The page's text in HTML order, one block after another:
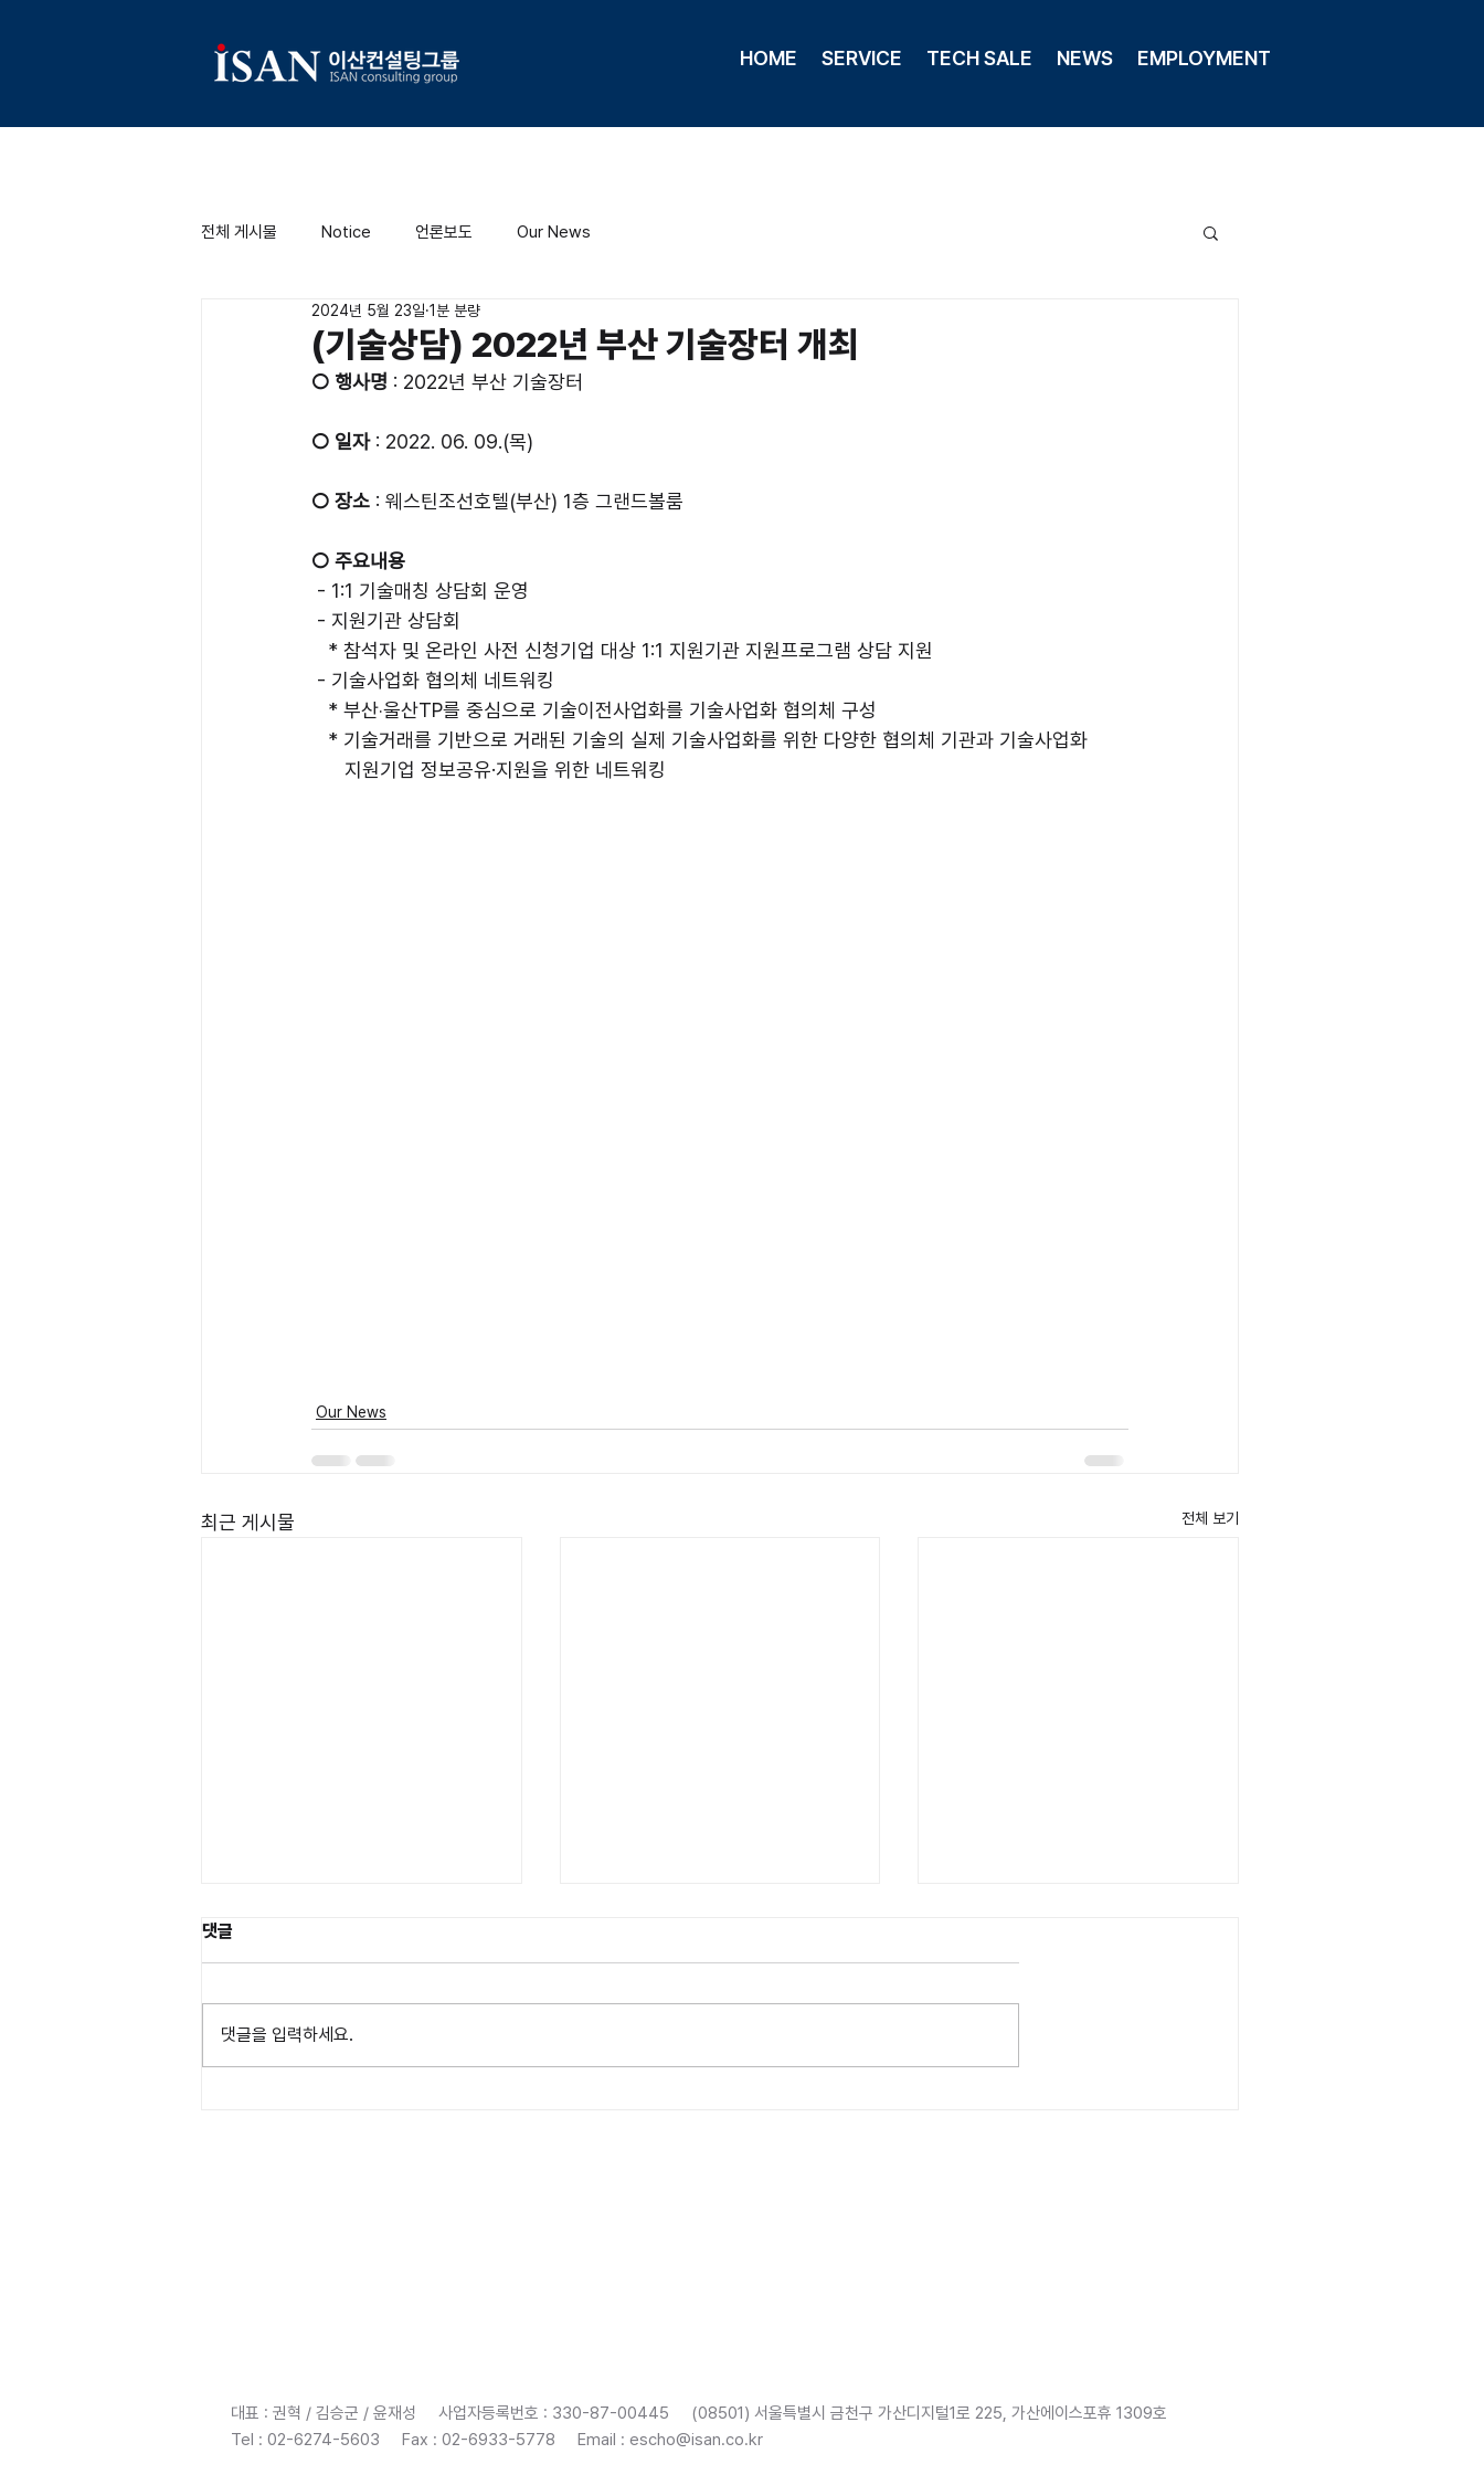
HOME SERVICE TECH SALE NEWS EMPLOYMENT
전체 게시물 Notice 언론보도 Our News
(기술상담) 2022년 부산 기술장터 개최
2024년 5월 23일 1분 분량
○ 행사명 : 2022년 부산 기술장터
○ 일자 : 2022. 06. 09.(목)
○ 장소 : 웨스틴조선호텔(부산) 1층 그랜드볼룸
○ 주요내용
- 1:1 기술매칭 상담회 운영
- 지원기관 상담회
* 참석자 및 온라인 사전 신청기업 대상 1:1 지원기관 지원프로그램 상담 지원
- 기술사업화 협의체 네트워킹
* 부산‧울산TP를 중심으로 기술이전사업화를 기술사업화 협의체 구성
* 기술거래를 기반으로 거래된 기술의 실제 기술사업화를 위한 다양한 협의체 기관과 기술사업화
      지원기업 정보공유·지원을 위한 네트워킹
Our News
최근 게시물 전체 보기
댓글
댓글을 입력하세요.
대표 : 권혁 / 김승군 / 윤재성 사업자등록번호 : 330-87-00445 (08501) 서울특별시 금천구 가산디지털1로 225, 가산에이스포휴 1309호
Tel : 02-6274-5603 Fax : 02-6933-5778 Email : escho@isan.co.kr